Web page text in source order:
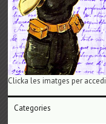
Clicka les imatges per
Categories